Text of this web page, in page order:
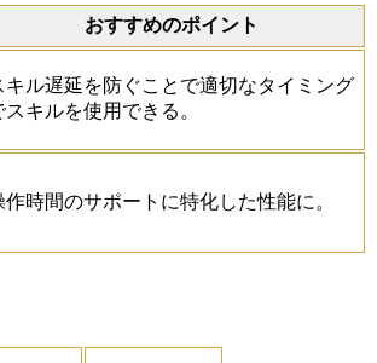
おすすめのポイント
キル遅延を防ぐことで適切なタイミング
スキルを使用できる。
作時間のサポートに特化した性能に。